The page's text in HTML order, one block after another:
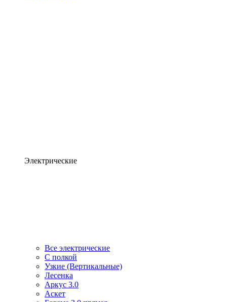
Электрические
Все электрические
С полкой
Узкие (Вертикальные)
Лесенка
Аркус 3.0
Аскет